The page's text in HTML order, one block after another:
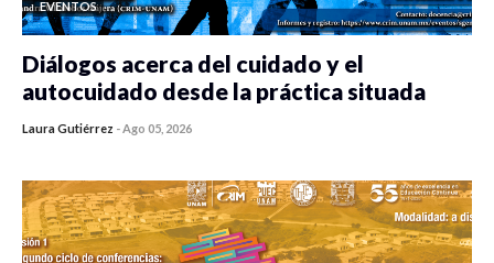
EVENTOS
Diálogos acerca del cuidado y el
autocuidado desde la práctica situada
Laura Gutiérrez -Ago 05, 2026